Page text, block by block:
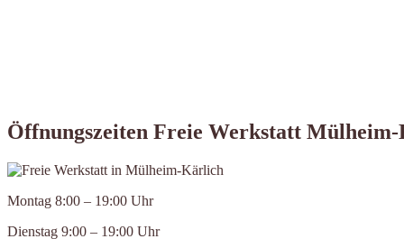
Öffnungszeiten Freie Werkstatt
Montag 8:00 – 19:00 Uhr
Dienstag 9:00 – 19:00 Uhr